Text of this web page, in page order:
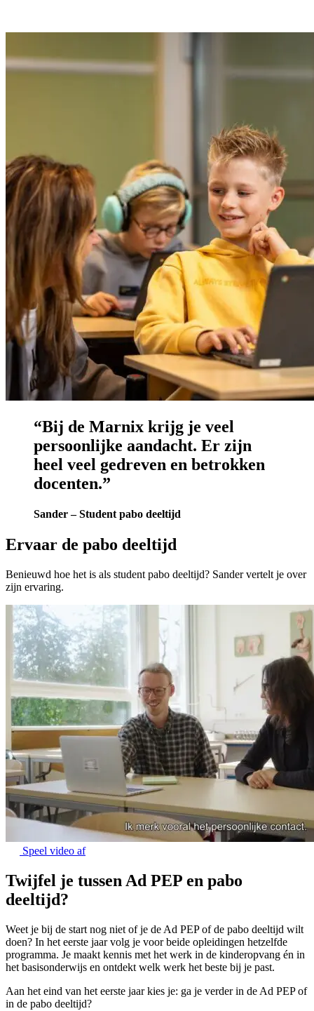
“Bij de Marnix krijg je veel
persoonlijke aandacht. Er zijn
heel veel gedreven en betrokken
docenten.”
Sander – Student pabo deeltijd
Ervaar de pabo deeltijd
Benieuwd hoe het is als student pabo deeltijd? Sander vertelt je over
zijn ervaring.
Speel video af
Twijfel je tussen Ad PEP en pabo
deeltijd?
Weet je bij de start nog niet of je de Ad PEP of de pabo deeltijd wilt
doen? In het eerste jaar volg je voor beide opleidingen hetzelfde
programma. Je maakt kennis met het werk in de kinderopvang én in
het basisonderwijs en ontdekt welk werk het beste bij je past.
Aan het eind van het eerste jaar kies je: ga je verder in de Ad PEP of
in de pabo deeltijd?